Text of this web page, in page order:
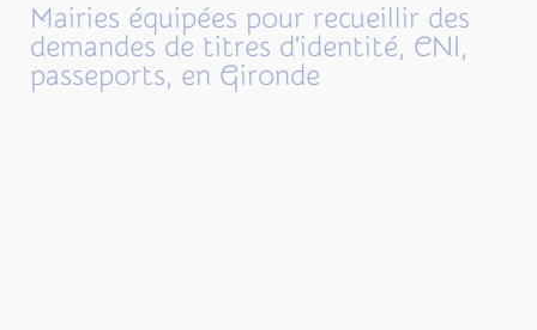
Mairies équipées pour recueillir des
demandes de titres d'identité, CNI,
passeports, en Gironde